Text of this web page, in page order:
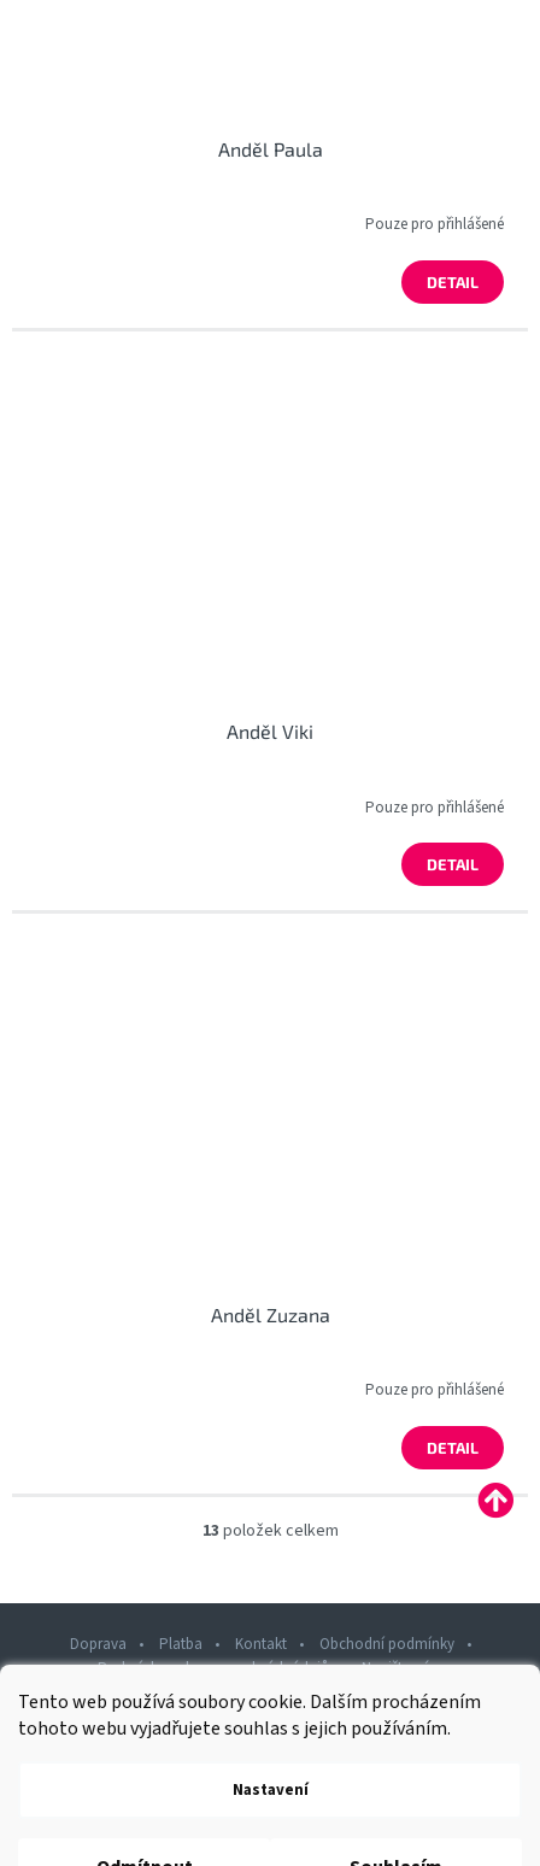
Tento web používá soubory cookie. Dalším procházením
tohoto webu vyjadřujete souhlas s jejich používáním.
Nastavení
Anděl Paula
Pouze pro přihlášené
DETAIL
Anděl Viki
Pouze pro přihlášené
DETAIL
Anděl Zuzana
Pouze pro přihlášené
DETAIL
O
á
d
a
í
p
k
13 položek celkem
Doprava Platba Kontakt
Obchodní podmínky
Podmínky ochrany osobních údajů
Napište nám
Rawashop.cz. Všechna práva vyhrazena.